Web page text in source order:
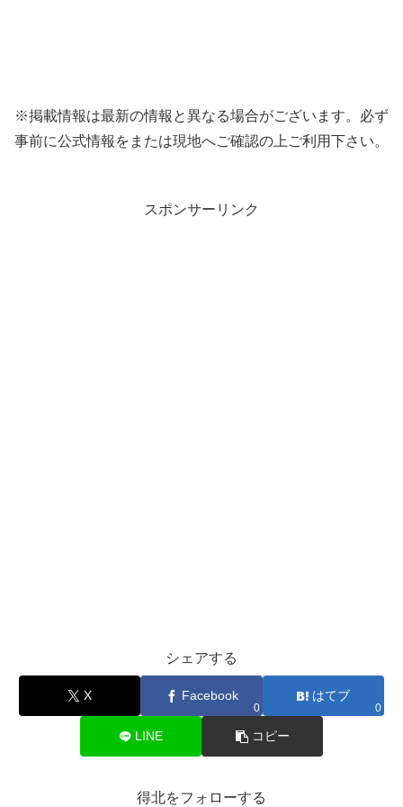
※掲載情報は最新の情報と異なる場合がございます。必ず
事前に公式情報をまたは現地へご確認の上ご利用下さい。
スポンサーリンク
シェアする
X Facebook
0
はてブ
0
LINE コピー
得北をフォローする